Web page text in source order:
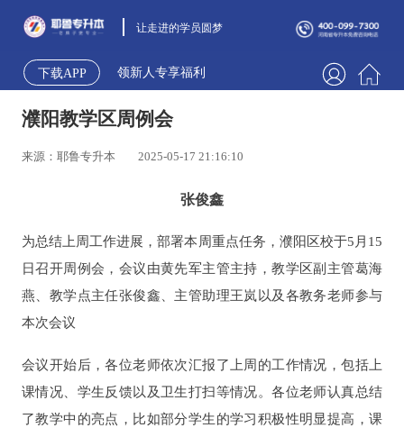
让走进的学员圆梦
下载APP 领新人专享福利
濮阳教学区周例会
来源：耶鲁专升本 2025-05-17 21:16:10
张俊鑫
为总结上周工作进展，部署本周重点任务，濮阳区校于5月15
日召开周例会，会议由黄先军主管主持，教学区副主管葛海
燕、教学点主任张俊鑫、主管助理王岚以及各教务老师参与
本次会议
会议开始后，各位老师依次汇报了上周的工作情况，包括上
课情况、学生反馈以及卫生打扫等情况。各位老师认真总结
了教学中的亮点，比如部分学生的学习积极性明显提高，课